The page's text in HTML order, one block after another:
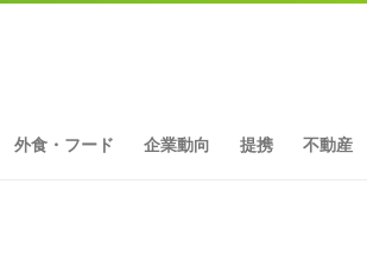
外食・フード 企業動向 提携 不動産